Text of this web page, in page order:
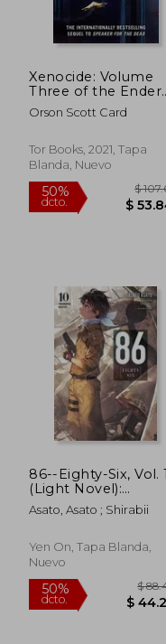
50%
dcto.
$
$
Xenocide: Volume
Three of the Ender
Saga: 3 (Ender
Saga) (en Inglés)
Orson Scott Card
Tor Books, 2021, Tapa
Blanda, Nuevo
86--Eighty-Six, Vol.
(Light Novel):
Fragmental Neoteny
(86--Eighty-Six
Asato, Asato ; Shirabii
Yen On, Tapa Blanda,
Nuevo